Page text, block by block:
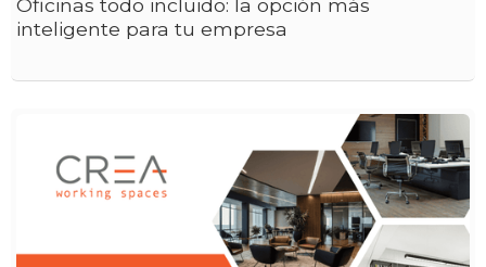
Oficinas todo incluido: la opción más
inteligente para tu empresa